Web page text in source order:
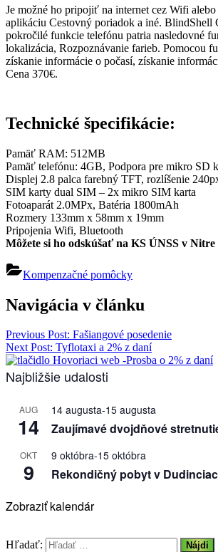
Je možné ho pripojiť na internet cez Wifi
aplikáciu Cestovný poriadok a iné.
pokročilé funkcie telefónu patria nasledovné
lokalizácia, Rozpoznávanie farieb. Pomocou
získanie informácie o počasí, získanie
Cena 370€.
Technické špecifikácie:
Pamäť RAM: 512MB
Pamäť telefónu: 4GB, Podpora pre mikro SD
Displej 2.8 palca farebný TFT, rozlíšenie
SIM karty dual SIM – 2x mikro SIM karta
Fotoaparát 2.0MPx, Batéria 1800mAh
Rozmery 133mm x 58mm x 19mm
Pripojenia Wifi, Bluetooth
Môžete si ho odskúšať na KS ÚNSS v
Kompenzačné pomôcky
Navigácia v článku
Previous Post: Fašiangové posedenie
Next Post: Tyflotaxi a 2% z daní
Najbližšie udalosti
AUG
14
14 augusta-15 augusta
Zaujímavé dvojdňové
OKT
9
9 októbra-15 októbra
Rekondičný pobyt v
Zobraziť kalendár
Hľadať: